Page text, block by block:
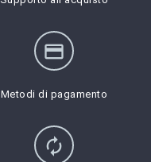
credit_card
Metodi di pagamento
autorenew